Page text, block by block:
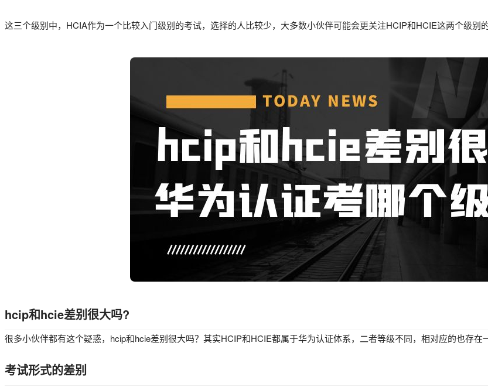
这三个级别中，HCIA作为一个比较入门级别的考试，选择的人比较少，大多数小伙伴可能会更关注HCIP和HCIE这两个级
hcip和hcie差别很大吗?
很多小伙伴都有这个疑惑，hcip和hcie差别很大吗？其实HCIP和HCIE都属于华为认证体系，二者等级不同，相对应的也存在
考试形式的差别